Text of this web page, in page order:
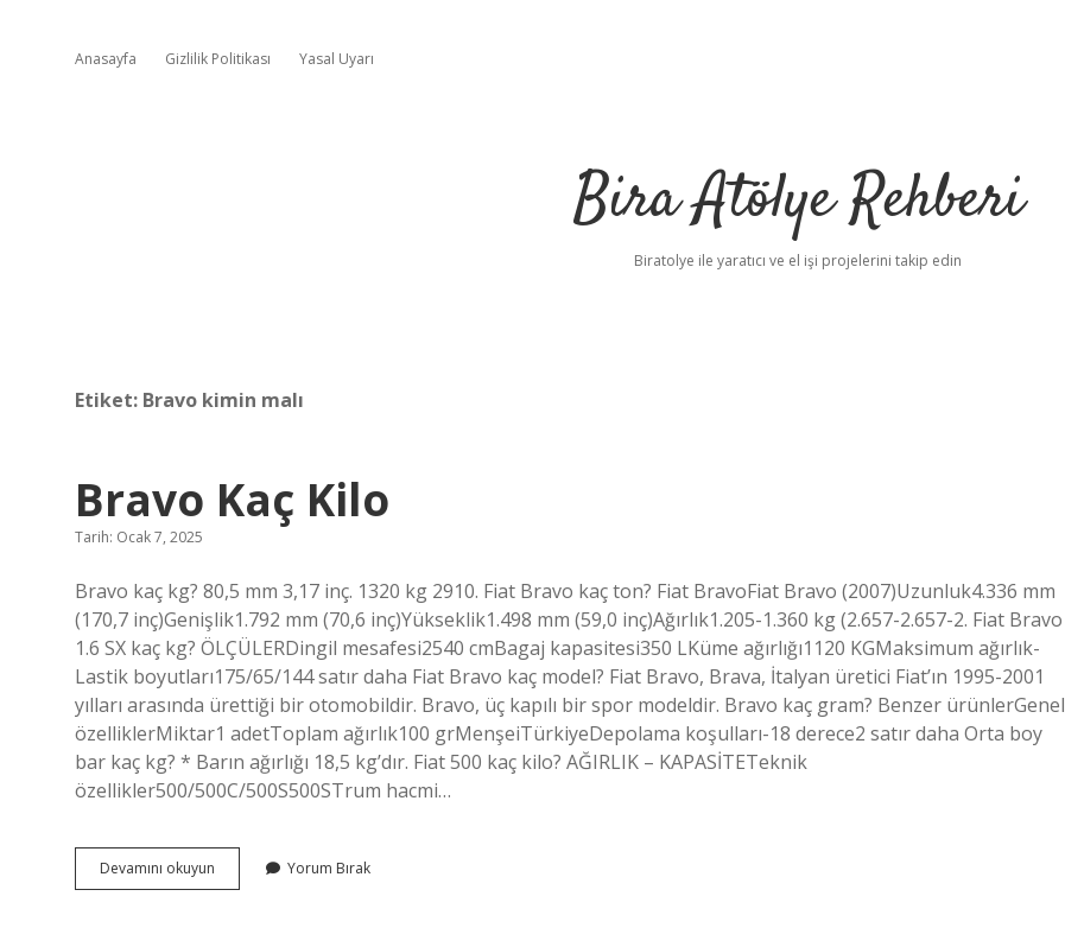
Anasayfa Gizlilik Politikası Yasal Uyarı
Bira Atölye Rehberi
Biratolye ile yaratıcı ve el işi projelerini takip edin
Etiket: Bravo kimin malı
Bravo Kaç Kilo
Tarih: Ocak 7, 2025
Bravo kaç kg? 80,5 mm 3,17 inç. 1320 kg 2910. Fiat Bravo kaç ton? Fiat BravoFiat Bravo (2007)Uzunluk4.336 mm
(170,7 inç)Genişlik1.792 mm (70,6 inç)Yükseklik1.498 mm (59,0 inç)Ağırlık1.205-1.360 kg (2.657-2.657-2. Fiat Bravo
1.6 SX kaç kg? ÖLÇÜLERDingil mesafesi2540 cmBagaj kapasitesi350 LKüme ağırlığı1120 KGMaksimum ağırlık-
Lastik boyutları175/65/144 satır daha Fiat Bravo kaç model? Fiat Bravo, Brava, İtalyan üretici Fiat’ın 1995-2001
yılları arasında ürettiği bir otomobildir. Bravo, üç kapılı bir spor modeldir. Bravo kaç gram? Benzer ürünlerGenel
özelliklerMiktar1 adetToplam ağırlık100 grMenşeiTürkiyeDepolama koşulları-18 derece2 satır daha Orta boy
bar kaç kg? * Barın ağırlığı 18,5 kg’dır. Fiat 500 kaç kilo? AĞIRLIK – KAPASİTETeknik
özellikler500/500C/500S500STrum hacmi…
Devamını okuyun
Kaç
Yorum Bırak